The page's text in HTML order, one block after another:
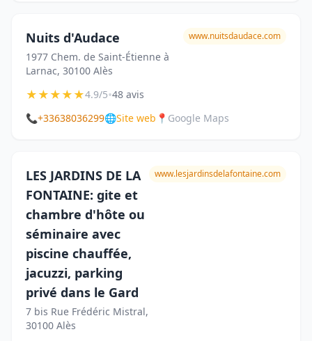
Nuits d'Audace
1977 Chem. de Saint-Étienne à
Larnac, 30100 Alès
www.nuitsdaudace.com
★★★★★4.9/5•48 avis
📞+33638036299🌐Site web 📍 Google Maps
LES JARDINS DE LA
FONTAINE: gite et
chambre d'hôte ou
séminaire avec
piscine chauffée,
jacuzzi, parking
privé dans le Gard
7 bis Rue Frédéric Mistral,
30100 Alès
www.lesjardinsdelafontaine.com